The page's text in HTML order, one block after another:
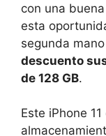
con una
esta
segunda
descuento
de 128 GB.
Este iPhone